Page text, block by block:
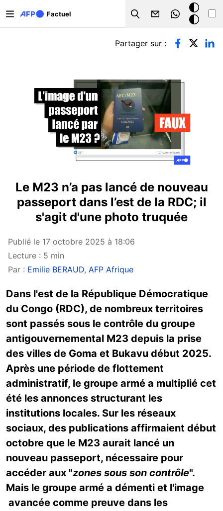
Factuel
Search
Mode
sombre
Onglets principaux
Partager sur :
Le M23 n’a pas lancé de nouveau
passeport dans l’est de la RDC; il
s'agit d'une photo truquée
Publié le 17 octobre 2025 à 18:06
Lecture : 5 min
Par : Emilie BERAUD, AFP Afrique
Dans l'est de la République Démocratique
du Congo (RDC), de nombreux territoires
sont passés sous le contrôle du groupe
antigouvernemental M23 depuis la prise
des villes de Goma et Bukavu début 2025.
Après une période de flottement
administratif, le groupe armé a multiplié cet
été les annonces structurant les
institutions locales. Sur les réseaux
sociaux, des publications affirmaient début
octobre que le M23 aurait lancé un
nouveau passeport, nécessaire pour
accéder aux "zones sous son contrôle".
Mais le groupe armé a démenti et l'image
avancée comme preuve dans les